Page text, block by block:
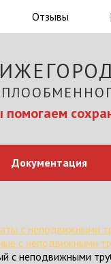
Отзывы
Документация
с неподвижными
с неподвижными
с неподвижными